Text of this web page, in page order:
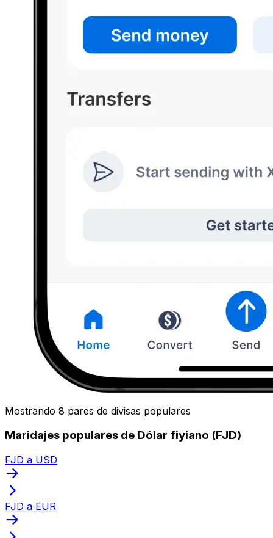
Mostrando 8 pares de divisas populares
Maridajes populares de Dólar fiyiano (FJD)
FJD a USD
FJD a EUR